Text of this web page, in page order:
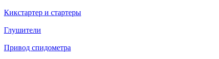
Кикстартер и стартеры
Глушители
Привод спидометра